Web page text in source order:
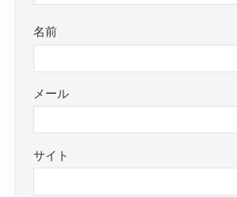
名前
メール
サイト